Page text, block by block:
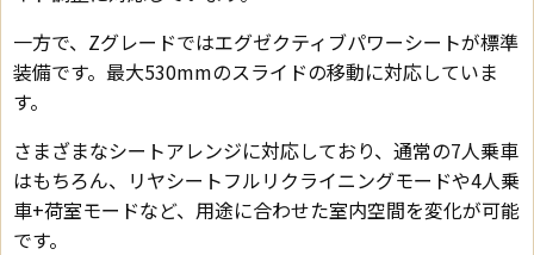
一方で、Zグレードではエグゼクティブパワーシートが標準
装備です。最大530mmのスライドの移動に対応していま
す。
さまざまなシートアレンジに対応しており、通常の7人乗車
はもちろん、リヤシートフルリクライニングモードや4人乗
車+荷室モードなど、用途に合わせた室内空間を変化が可能
です。